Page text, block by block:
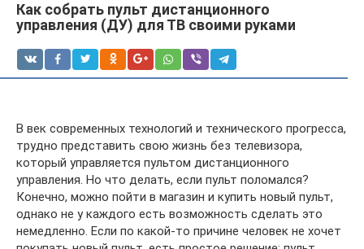
Как собрать пульт дистанционного
управления (ДУ) для ТВ своими руками
В век современных технологий и технического прогресса,
трудно представить свою жизнь без телевизора,
который управляется пультом дистанционного
управления. Но что делать, если пульт поломался?
Конечно, можно пойти в магазин и купить новый пульт,
однако не у каждого есть возможность сделать это
немедленно. Если по какой-то причине человек не хочет